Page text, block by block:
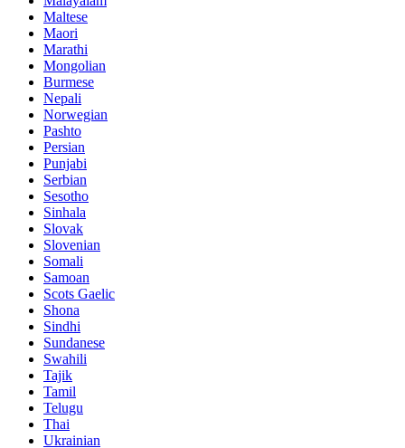
Maltese
Maori
Marathi
Mongolian
Burmese
Nepali
Norwegian
Pashto
Persian
Punjabi
Serbian
Sesotho
Sinhala
Slovak
Slovenian
Somali
Samoan
Scots Gaelic
Shona
Sindhi
Sundanese
Swahili
Tajik
Tamil
Telugu
Thai
Ukrainian